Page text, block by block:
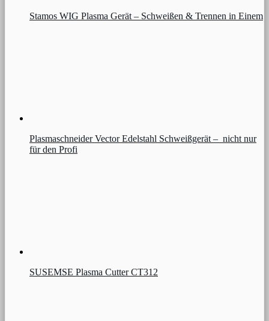
Stamos WIG Plasma Gerät – Schweißen & Trennen in Einem
Plasmaschneider Vector Edelstahl Schweißgerät – nicht nur
für den Profi
SUSEMSE Plasma Cutter CT312